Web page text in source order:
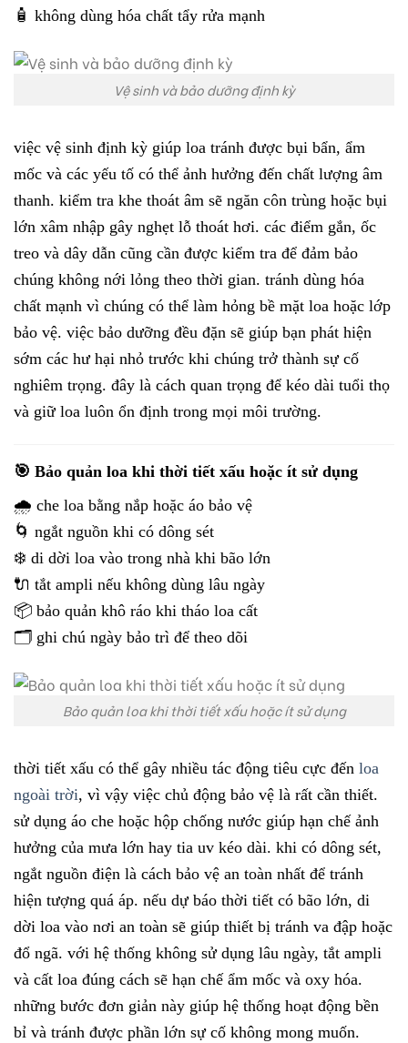
🧴 không dùng hóa chất tẩy rửa mạnh
Vệ sinh và bảo dưỡng định kỳ
việc vệ sinh định kỳ giúp loa tránh được bụi bẩn, ẩm
mốc và các yếu tố có thể ảnh hưởng đến chất lượng âm
thanh. kiểm tra khe thoát âm sẽ ngăn côn trùng hoặc bụi
lớn xâm nhập gây nghẹt lỗ thoát hơi. các điểm gắn, ốc
treo và dây dẫn cũng cần được kiểm tra để đảm bảo
chúng không nới lỏng theo thời gian. tránh dùng hóa
chất mạnh vì chúng có thể làm hỏng bề mặt loa hoặc lớp
bảo vệ. việc bảo dưỡng đều đặn sẽ giúp bạn phát hiện
sớm các hư hại nhỏ trước khi chúng trở thành sự cố
nghiêm trọng. đây là cách quan trọng để kéo dài tuổi thọ
và giữ loa luôn ổn định trong mọi môi trường.
🎯 Bảo quản loa khi thời tiết xấu hoặc ít sử dụng
🌧️ che loa bằng nắp hoặc áo bảo vệ
🌀 ngắt nguồn khi có dông sét
❄️ di dời loa vào trong nhà khi bão lớn
🔌 tắt ampli nếu không dùng lâu ngày
📦 bảo quản khô ráo khi tháo loa cất
🗂️ ghi chú ngày bảo trì để theo dõi
Bảo quản loa khi thời tiết xấu hoặc ít sử dụng
thời tiết xấu có thể gây nhiều tác động tiêu cực đến loa
ngoài trời, vì vậy việc chủ động bảo vệ là rất cần thiết.
sử dụng áo che hoặc hộp chống nước giúp hạn chế ảnh
hưởng của mưa lớn hay tia uv kéo dài. khi có dông sét,
ngắt nguồn điện là cách bảo vệ an toàn nhất để tránh
hiện tượng quá áp. nếu dự báo thời tiết có bão lớn, di
dời loa vào nơi an toàn sẽ giúp thiết bị tránh va đập hoặc
đổ ngã. với hệ thống không sử dụng lâu ngày, tắt ampli
và cất loa đúng cách sẽ hạn chế ẩm mốc và oxy hóa.
những bước đơn giản này giúp hệ thống hoạt động bền
bỉ và tránh được phần lớn sự cố không mong muốn.